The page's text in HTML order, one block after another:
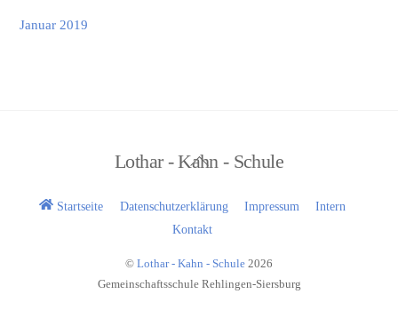
Januar 2019
Back
Top
Lothar - Kahn - Schule
Startseite Datenschutzerklärung Impressum
Intern
Kontakt
© Lothar - Kahn - Schule 2026
Gemeinschaftsschule Rehlingen-Siersburg